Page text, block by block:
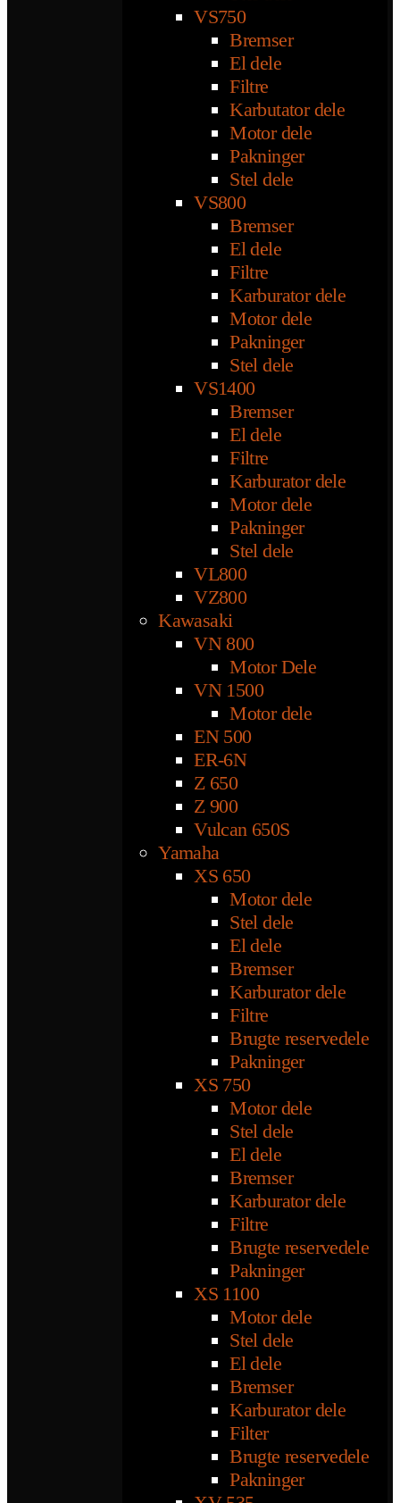
VS750
Bremser
El dele
Filtre
Karbutator dele
Motor dele
Pakninger
Stel dele
VS800
Bremser
El dele
Filtre
Karburator dele
Motor dele
Pakninger
Stel dele
VS1400
Bremser
El dele
Filtre
Karburator dele
Motor dele
Pakninger
Stel dele
VL800
VZ800
Kawasaki
VN 800
Motor Dele
VN 1500
Motor dele
EN 500
ER-6N
Z 650
Z 900
Vulcan 650S
Yamaha
XS 650
Motor dele
Stel dele
El dele
Bremser
Karburator dele
Filtre
Brugte reservedele
Pakninger
XS 750
Motor dele
Stel dele
El dele
Bremser
Karburator dele
Filtre
Brugte reservedele
Pakninger
XS 1100
Motor dele
Stel dele
El dele
Bremser
Karburator dele
Filter
Brugte reservedele
Pakninger